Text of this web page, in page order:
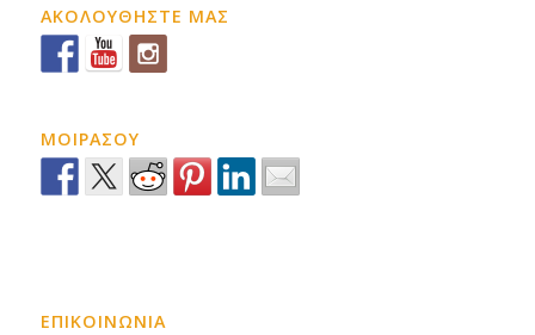
ΑΚΟΛΟΥΘΗΣΤΕ ΜΑΣ
ΜΟΙΡΑΣΟΥ
ΕΠΙΚΟΙΝΩΝΙΑ